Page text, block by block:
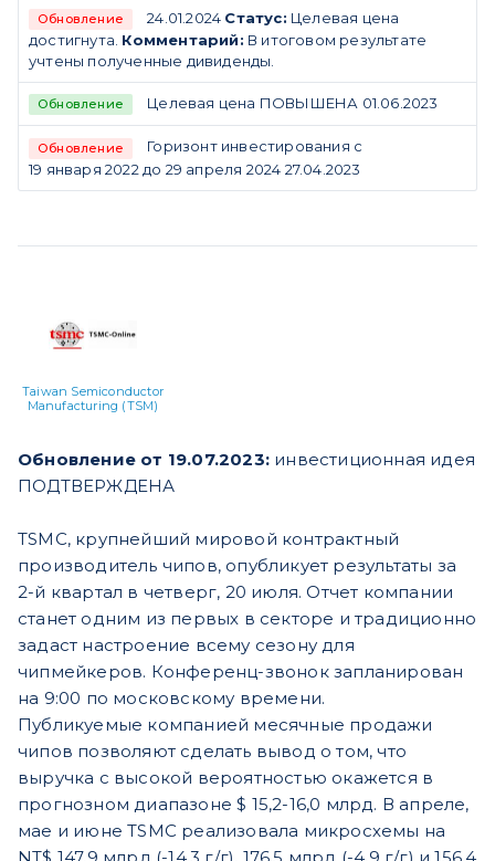
Обновление 24.01.2024 Статус: Целевая цена
достигнута. Комментарий: В итоговом результате
учтены полученные дивиденды.
Обновление Целевая цена ПОВЫШЕНА 01.06.2023
Обновление
Горизонт инвестирования с
19 января 2022 до 29 апреля 2024 27.04.2023
Taiwan Semiconductor
Manufacturing (TSM)
Обновление от 19.07.2023: инвестиционная идея
ПОДТВЕРЖДЕНА
TSMC, крупнейший мировой контрактный
производитель чипов, опубликует результаты за
2-й квартал в четверг, 20 июля. Отчет компании
станет одним из первых в секторе и традиционно
задаст настроение всему сезону для
чипмейкеров. Конференц-звонок запланирован
на 9:00 по московскому времени.
Публикуемые компанией месячные продажи
чипов позволяют сделать вывод о том, что
выручка с высокой вероятностью окажется в
прогнозном диапазоне $ 15,2-16,0 млрд. В апреле,
мае и июне TSMC реализовала микросхемы на
NT$ 147,9 млрд (-14,3 г/г), 176,5 млрд (-4,9 г/г) и 156,4